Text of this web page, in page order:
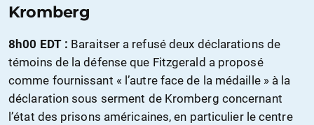
Kromberg
8h00 EDT : Baraitser a refusé deux déclarations de
témoins de la défense que Fitzgerald a proposé
comme fournissant « l’autre face de la médaille » à la
déclaration sous serment de Kromberg concernant
l’état des prisons américaines, en particulier le centre